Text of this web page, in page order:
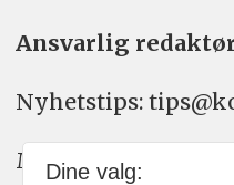
Ansvarlig
Nyhetstips:
Meninger:
Dine valg: